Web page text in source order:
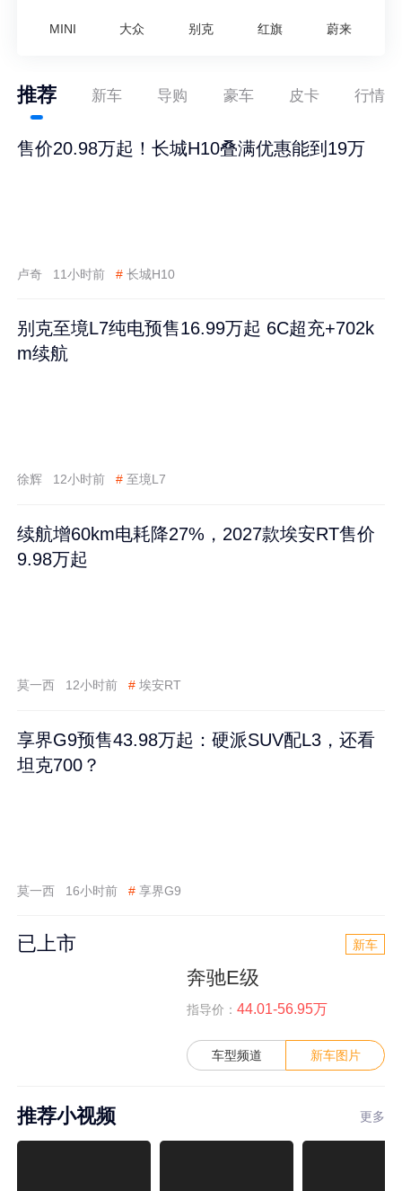
MINI 大众 别克 红旗 蔚来
推荐 新车 导购 豪车 皮卡 行情
售价20.98万起！长城H10叠满优惠能到19万
卢奇 11小时前 # 长城H10
别克至境L7纯电预售16.99万起 6C超充+702k
m续航
徐辉 12小时前 # 至境L7
续航增60km电耗降27%，2027款埃安RT售价
9.98万起
莫一西 12小时前 # 埃安RT
享界G9预售43.98万起：硬派SUV配L3，还看
坦克700？
莫一西 16小时前 # 享界G9
已上市 新车
奔驰E级
指导价： 44.01-56.95万
车型频道 新车图片
推荐小视频 更多